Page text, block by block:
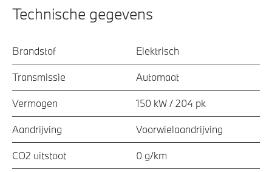
Technische gegevens
Brandstof Elektrisch
Transmissie Automaat
Vermogen 150 kW / 204 pk
Aandrijving Voorwielaandrijving
CO2 uitstoot 0 g/km